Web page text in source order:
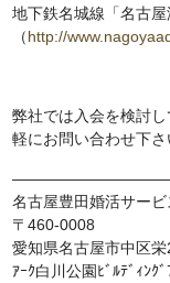
地下鉄名城線「名古
（http://
弊社では入会を検討
軽にお問い合わせ下さ
名古屋豊田婚活サービ
〒460-0008
愛知県名古屋市中区
ｱｰｸ白川公園ﾋﾞﾙﾃﾞｨﾝｸ